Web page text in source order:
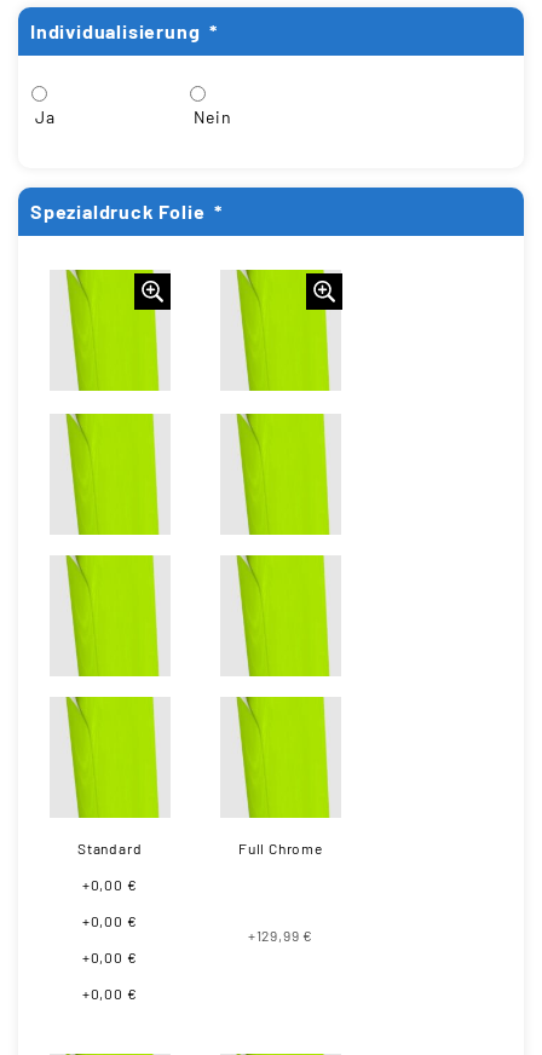
Individualisierung *
Ja Nein
Spezialdruck Folie *
Standard
+0,00 €
+0,00 €
+0,00 €
+0,00 €
Full Chrome
+129,99 €